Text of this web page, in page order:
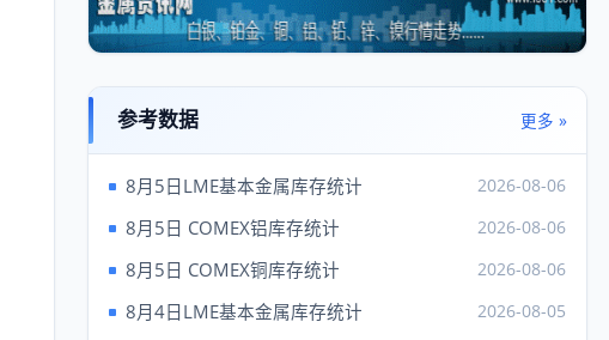
白银
62.14
62.39
钯
8150.00 9150.00
参考数据 更多 »
8月5日LME基本金属库存统计 2026-08-06
8月5日 COMEX铝库存统计 2026-08-06
8月5日 COMEX铜库存统计 2026-08-06
8月4日LME基本金属库存统计 2026-08-05